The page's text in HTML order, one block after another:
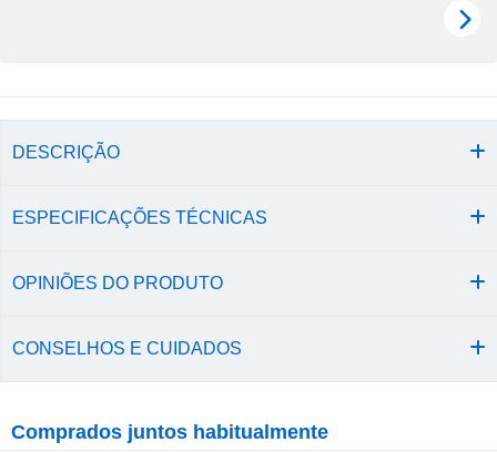
DESCRIÇÃO
ESPECIFICAÇÕES TÉCNICAS
OPINIÕES DO PRODUTO
CONSELHOS E CUIDADOS
Comprados juntos habitualmente